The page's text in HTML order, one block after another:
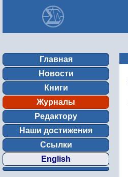
Главная
Новости
Книги
Журналы
Редактору
Наши достижения
Ссылки
English